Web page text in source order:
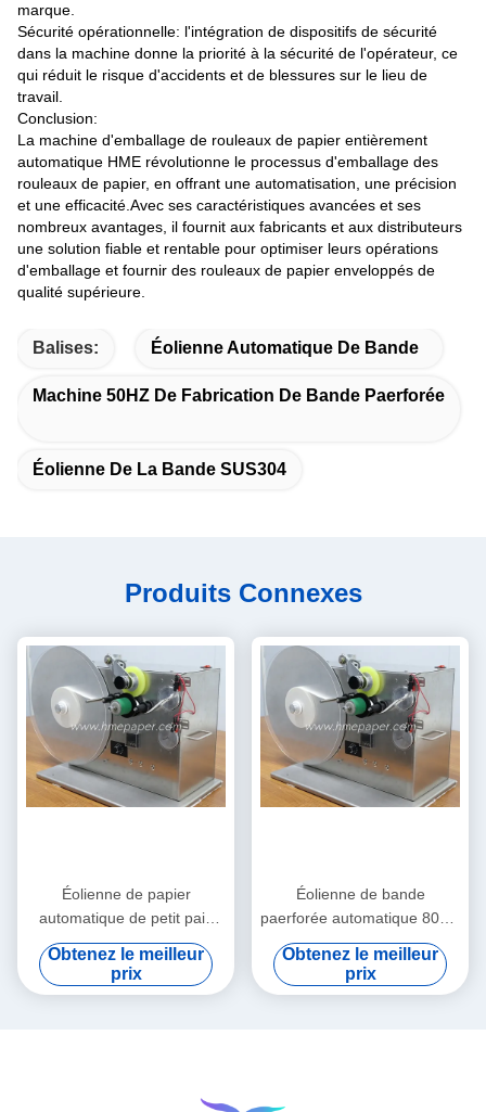
marque.
Sécurité opérationnelle: l'intégration de dispositifs de sécurité
dans la machine donne la priorité à la sécurité de l'opérateur, ce
qui réduit le risque d'accidents et de blessures sur le lieu de
travail.
Conclusion:
La machine d'emballage de rouleaux de papier entièrement
automatique HME révolutionne le processus d'emballage des
rouleaux de papier, en offrant une automatisation, une précision
et une efficacité.Avec ses caractéristiques avancées et ses
nombreux avantages, il fournit aux fabricants et aux distributeurs
une solution fiable et rentable pour optimiser leurs opérations
d'emballage et fournir des rouleaux de papier enveloppés de
qualité supérieure.
Balises: Éolienne Automatique De Bande
Machine 50HZ De Fabrication De Bande Paerforée
Éolienne De La Bande SUS304
Produits Connexes
Éolienne de papier
automatique de petit pain
d'éolienne de bande
Obtenez le meilleur
prix
Éolienne de bande
paerforée automatique 80cm
x 45cm x 55cm
Obtenez le meilleur
prix